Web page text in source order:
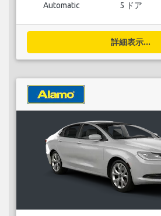
Automatic 5 ドア
詳細表示...